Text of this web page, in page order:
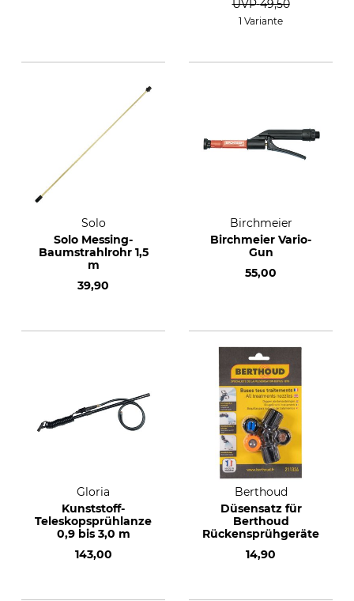
UVP 49,50
1 Variante
Solo
Solo Messing-
Baumstrahlrohr 1,5
m
39,90
Birchmeier
Birchmeier Vario-
Gun
55,00
Gloria
Kunststoff-
Teleskopsprühlanze
0,9 bis 3,0 m
143,00
Berthoud
Düsensatz für
Berthoud
Rückensprühgeräte
14,90